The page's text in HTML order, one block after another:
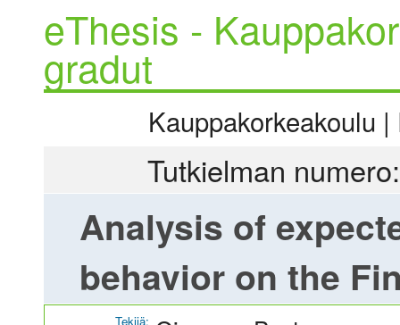
eThesis -
gradut
Kauppakorkeakoulu
Tutkielman
Analysis of
behavior on the
Tekijä: